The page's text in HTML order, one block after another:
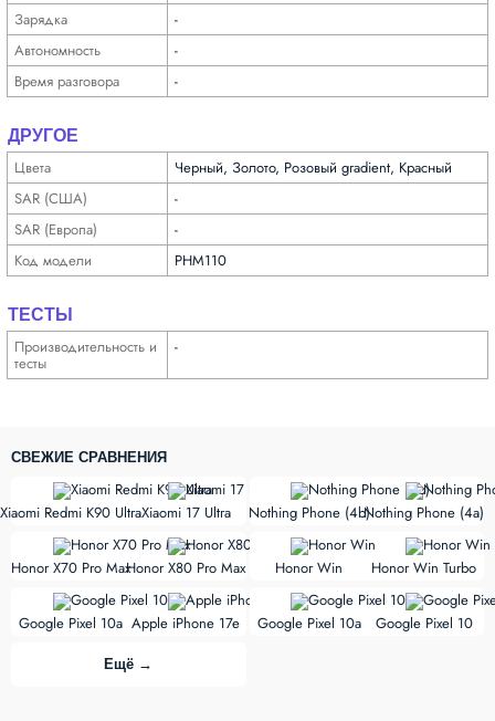
Зарядка
-
Автоно­мность
-
Время разговора
-
ДРУГОЕ
Цвета
Черный, Золото, Розовый gradient, Красный
SAR (США)
-
SAR (Европа)
-
Код модели
PHM110
ТЕСТЫ
Производи­тельность и
тесты
-
СВЕЖИЕ СРАВНЕНИЯ
Xiaomi Redmi K90 Ultra
vs
Xiaomi 17 Ultra
Nothing Phone (4b)
vs
Nothing Phone (4a)
Honor X70 Pro Max
vs
Honor X80 Pro Max
Honor Win
vs
Honor Win Turbo
Google Pixel 10a
vs
Apple iPhone 17e
Google Pixel 10a
vs
Google Pixel 10
Ещё →